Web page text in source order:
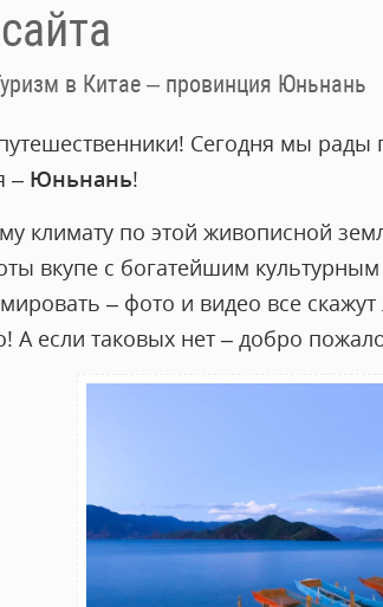
в Китае – провинция Юньнань
Сегодня мы
– Юньнань!
климату по этой живописной
вкупе с богатейшим
– фото и видео все
А если таковых нет – добро